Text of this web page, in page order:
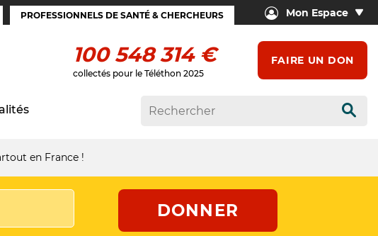
PROFESSIONNELS DE SANTÉ & CHERCHEURS Mon Espace
100 548 314 €
collectés pour le Téléthon 2025
FAIRE UN DON
en France !
DONNER